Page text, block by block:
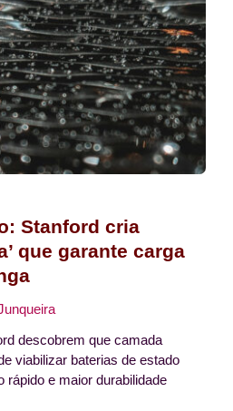
Stanford cria
que garante carga
descobrem que camada
viabilizar baterias de estado
rápido e maior durabilidade